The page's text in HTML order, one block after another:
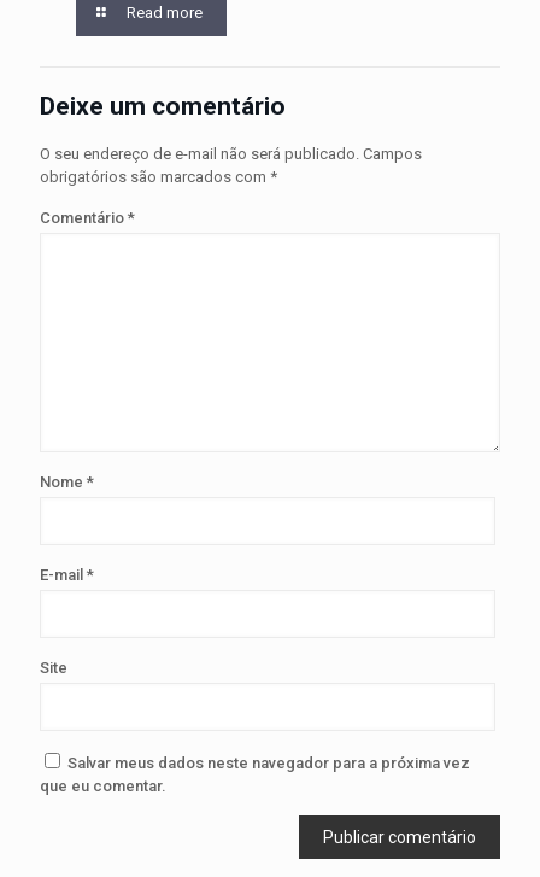
Read more
Deixe um comentário
O seu endereço de e-mail não será publicado. Campos
obrigatórios são marcados com *
Comentário *
Nome *
E-mail *
Site
Salvar meus dados neste navegador para a próxima vez
que eu comentar.